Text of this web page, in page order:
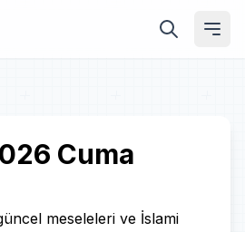
Cuma
meseleleri ve İslami